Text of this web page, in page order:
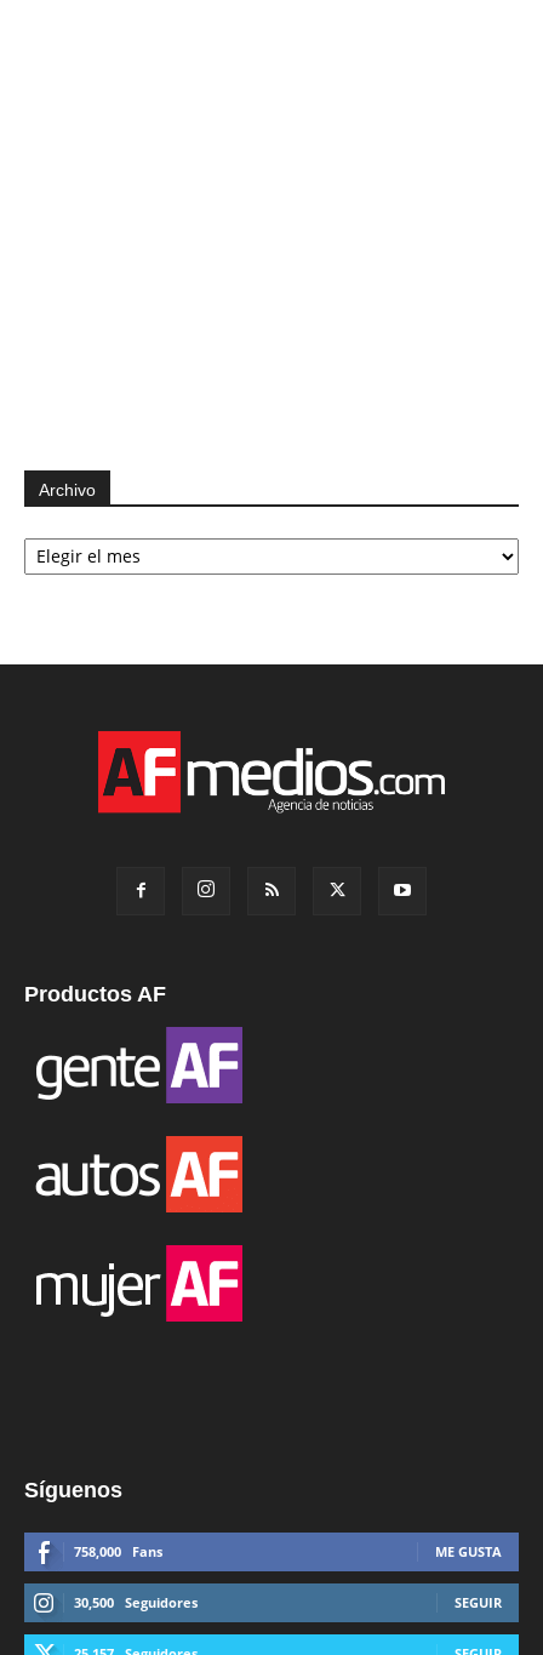
Archivo
Archivo
Productos AF
Síguenos
758,000 Fans ME GUSTA
30,500 Seguidores SEGUIR